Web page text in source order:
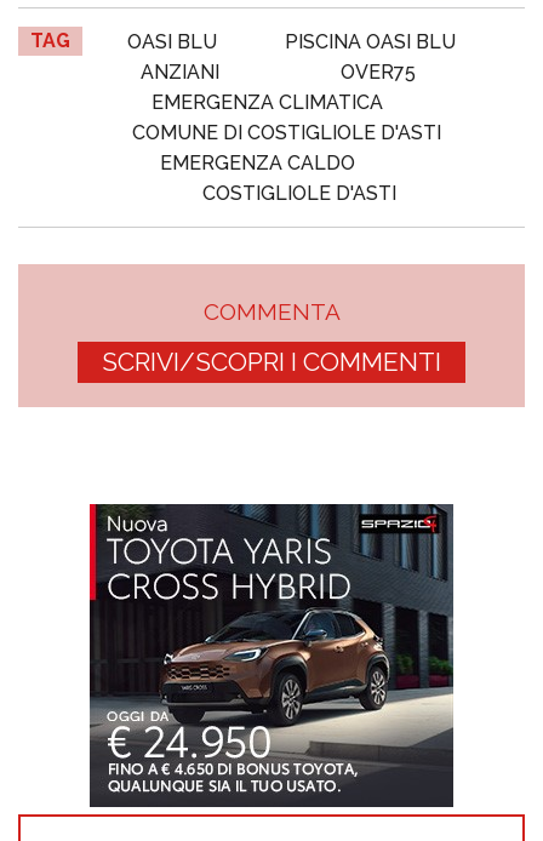
TAG OASI BLU
PISCINA OASI BLU
ANZIANI
OVER75
EMERGENZA CLIMATICA
COMUNE DI COSTIGLIOLE D'ASTI
EMERGENZA CALDO
COSTIGLIOLE D'ASTI
COMMENTA
SCRIVI/SCOPRI I COMMENTI